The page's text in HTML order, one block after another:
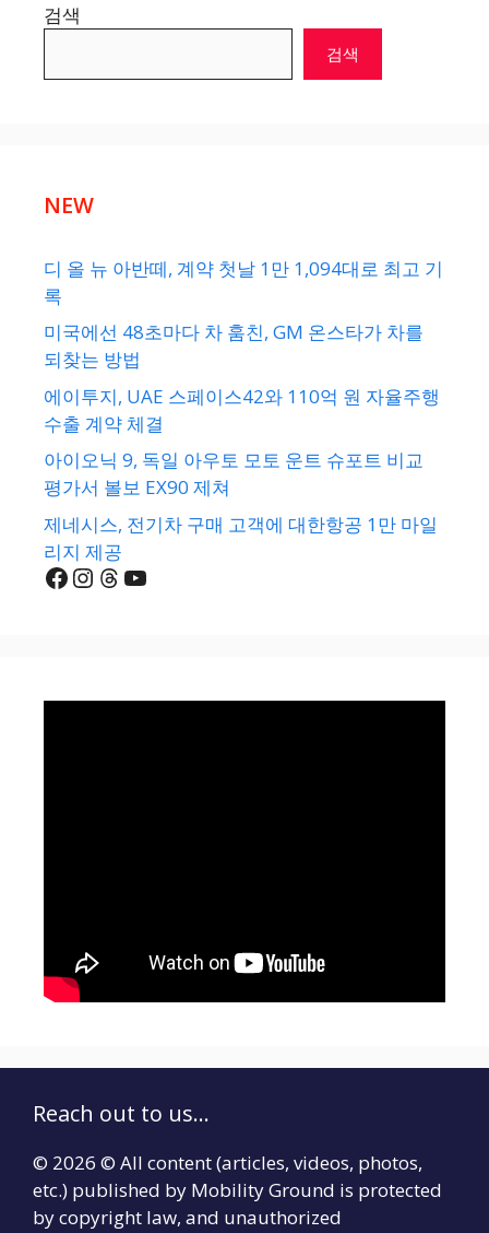
검색
검색
NEW
디 올 뉴 아반떼, 계약 첫날 1만 1,094대로 최고 기
록
미국에선 48초마다 차 훔친, GM 온스타가 차를
되찾는 방법
에이투지, UAE 스페이스42와 110억 원 자율주행
수출 계약 체결
아이오닉 9, 독일 아우토 모토 운트 슈포트 비교
평가서 볼보 EX90 제쳐
제네시스, 전기차 구매 고객에 대한항공 1만 마일
리지 제공
Facebook
Instagram
Threads
YouTube
Reach out to us...
© 2026 © All content (articles, videos, photos,
etc.) published by Mobility Ground is protected
by copyright law, and unauthorized